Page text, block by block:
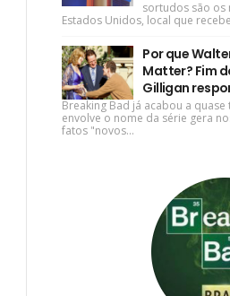
sortudos são os
Estados Unidos, local que
Por que
Matter? Fim
Gilligan
Breaking Bad já acabou a
envolve o nome da série gera
fatos "novos...